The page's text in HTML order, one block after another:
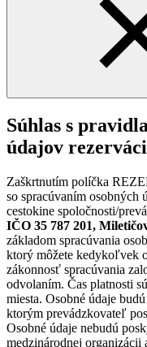
Súhlas s
údajov
Zaškrtnutím políčka
so spracúvaním osobných
cestokine spoločnosti/
IČO 35 787 201,
základom spracúvania
ktorý môžete kedykoľvek
zákonnosť spracúvania
odvolaním. Čas platnosti
miesta. Osobné údaje
ktorým prevádzkovateľ
Osobné údaje nebudú
medzinárodnej